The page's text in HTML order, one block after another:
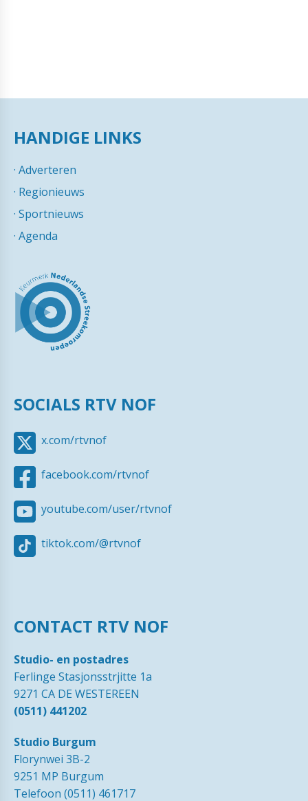
HANDIGE LINKS
· Adverteren
· Regionieuws
· Sportnieuws
· Agenda
SOCIALS RTV NOF
x.com/rtvnof
facebook.com/rtvnof
youtube.com/user/rtvnof
tiktok.com/@rtvnof
CONTACT RTV NOF
Studio- en postadres
Ferlinge Stasjonsstrjitte 1a
9271 CA DE WESTEREEN
(0511) 441202
Studio Burgum
Florynwei 3B-2
9251 MP Burgum
Telefoon (0511) 461717